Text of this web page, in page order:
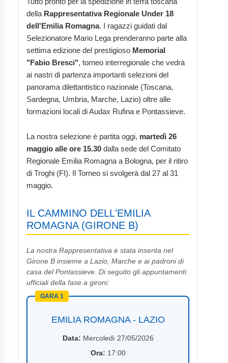
della Rappresentativa Regionale Under 18
dell'Emilia Romagna. I ragazzi guidati dal
Selezionatore Mario Lega prenderanno parte alla
settima edizione del prestigioso Memorial
"Fabio Bresci", torneo interregionale che vedrà
ai nastri di partenza importanti selezioni del
panorama dilettantistico nazionale (Toscana,
Sardegna, Umbria, Marche, Lazio) oltre alle
formazioni locali di Audax Rufina e Pontassieve.
La nostra selezione è partita oggi, martedì 26
maggio alle ore 15.30 dalla sede del Comitato
Regionale Emilia Romagna a Bologna, per il ritiro
di Troghi (FI). Il Torneo si svolgerà dal 27 al 31
maggio.
IL CAMMINO DELL'EMILIA
ROMAGNA (GIRONE B)
La nostra Rappresentativa è stata inserita nel
Girone B insieme a Lazio, Marche e ai padroni di
casa del Pontassieve. Di seguito gli appuntamenti
ufficiali della fase a gironi:
GARA 1
EMILIA ROMAGNA - LAZIO
Data: Mercoledì 27/05/2026
Ora: 17:00